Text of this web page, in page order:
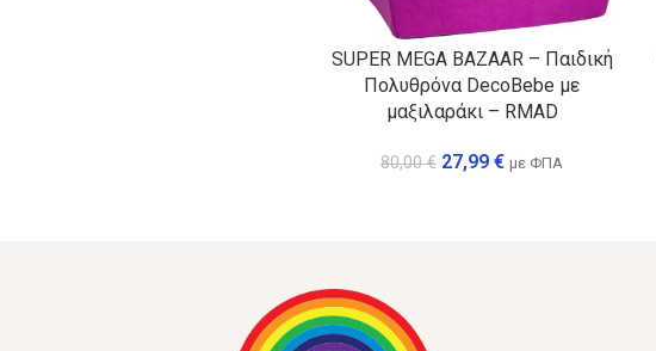
SUPER MEGA BAZAAR – Παιδική
Πολυθρόνα DecoBebe με
μαξιλαράκι – RMAD
80,00€ 27,99€ με ΦΠΑ